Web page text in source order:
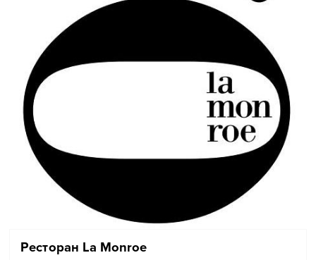
Ресторан La Monroe